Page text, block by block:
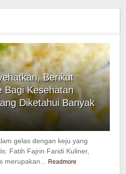
Berikut
Bagi Kesehatan
Diketahui Banyak
gelas dengan keju yang
Fatih Fajrin Faridi Kuliner,
merupakan...
Readmore